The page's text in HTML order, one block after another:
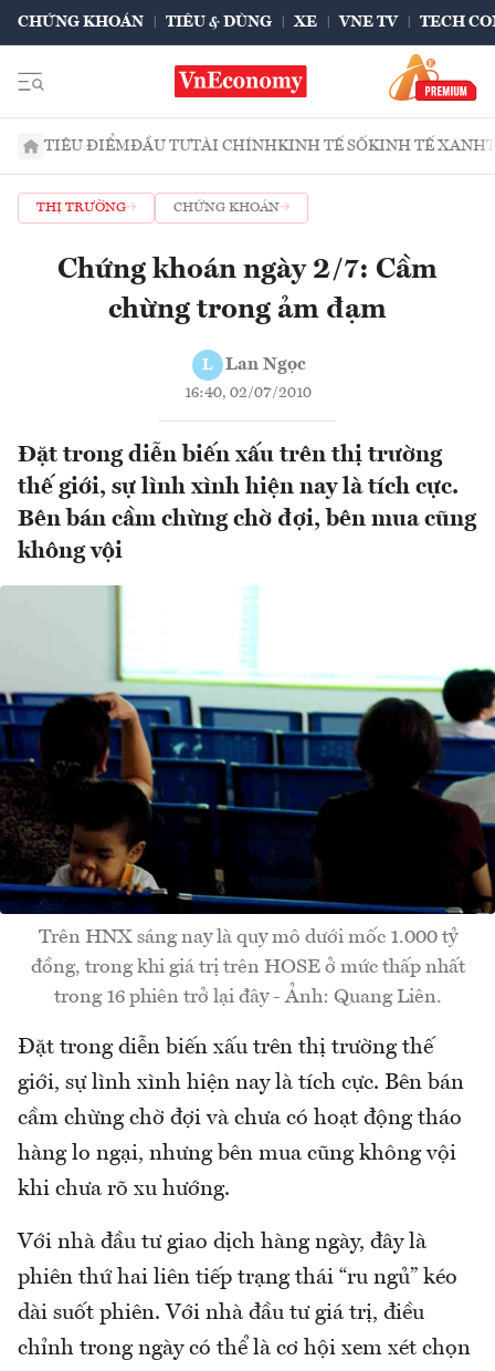
CHỨNG KHOÁN TIÊU & DÙNG XE VNE TV TECH
TIÊU ĐIỂMĐẦU TƯTÀI CHÍNHKINH TẾ SỐKINH TẾ XANH
THỊ TRƯỜNG CHỨNG KHOÁN
Chứng khoán ngày 2/7: Cầm
chừng trong ảm đạm
L Lan Ngọc
16:40, 02/07/2010
Đặt trong diễn biến xấu trên thị trường
thế giới, sự lình xình hiện nay là tích cực.
Bên bán cầm chừng chờ đợi, bên mua cũng
không vội
Trên HNX sáng nay là quy mô dưới mốc 1.000 tỷ
đồng, trong khi giá trị trên HOSE ở mức thấp nhất
trong 16 phiên trở lại đây - Ảnh: Quang Liên.
Đặt trong diễn biến xấu trên thị trường thế
giới, sự lình xình hiện nay là tích cực. Bên bán
cầm chừng chờ đợi và chưa có hoạt động tháo
hàng lo ngại, nhưng bên mua cũng không vội
khi chưa rõ xu hướng.
Với nhà đầu tư giao dịch hàng ngày, đây là
phiên thứ hai liên tiếp trạng thái “ru ngủ” kéo
dài suốt phiên. Với nhà đầu tư giá trị, điều
chỉnh trong ngày có thể là cơ hội xem xét chọn